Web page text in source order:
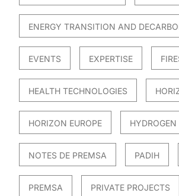
ENERGY TRANSITION AND
EVENTS EXPERTISE
HEALTH TECHNOLOGIES
HORIZON EUROPE HYDROGEN
NOTES DE PREMSA PADIH
PREMSA PRIVATE PROJECTS